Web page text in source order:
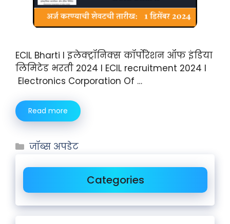
ECIL Bharti I इलेक्ट्रॉनिक्स कॉर्पोरेशन ऑफ इंडिया
लिमिटेड भरती 2024 I ECIL recruitment 2024 I
Electronics Corporation Of …
Read more
जॉब्स अपडेट
Categories